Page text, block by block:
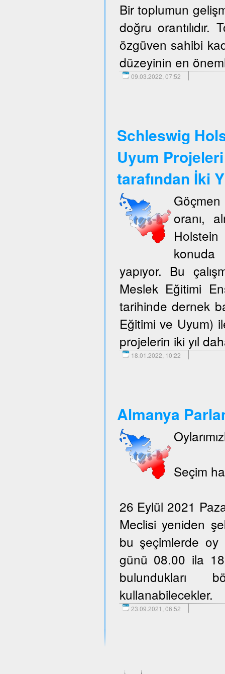
Bir toplumun
doğru
özgüven sahibi
düzeyinin en
09.03.2022, 07:52
Schleswig
Uyum
tarafından İki
oranı,
konuda
yapıyor. Bu
Meslek Eğitimi
tarihinde dernek
Eğitimi ve Uyum)
projelerin iki yıl
18.01.2022, 10:22
Almanya
Seçim
26 Eylül 2021
Meclisi yeniden
bu şeçimlerde oy
günü 08.00 ila
bulundukları
kullanabilecekler.
23.09.2021, 06:52